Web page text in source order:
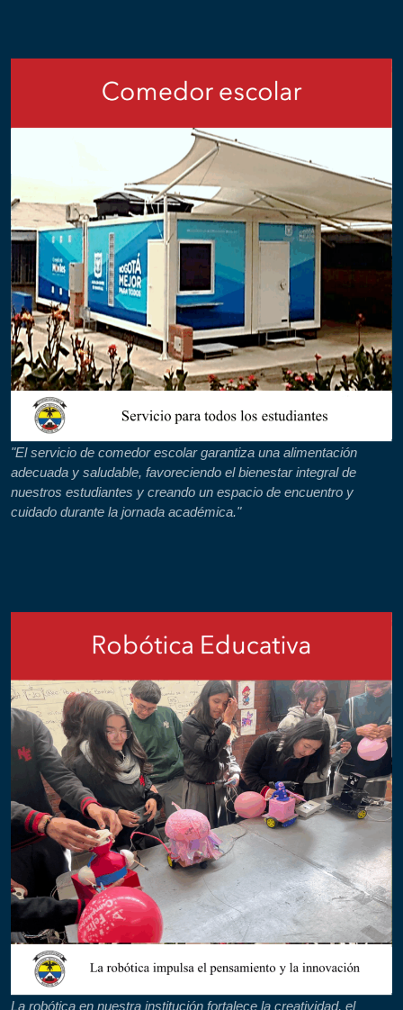
"El servicio de comedor escolar garantiza una alimentación
adecuada y saludable, favoreciendo el bienestar integral de
nuestros estudiantes y creando un espacio de encuentro y
cuidado durante la jornada académica."
La robótica en nuestra institución fortalece la creatividad, el